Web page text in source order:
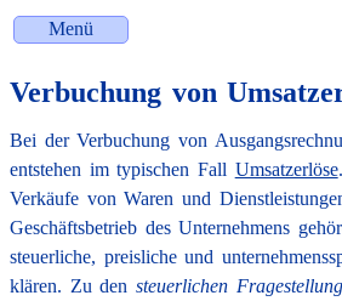
Menü
Verbuchung von
Bei der Verbuchung von
entstehen im typischen Fall Umsatzerlöse
Verkäufe von Waren und
Geschäfts­betrieb des Unternehmens
steuerliche, preisliche und
klären. Zu den steuerlichen